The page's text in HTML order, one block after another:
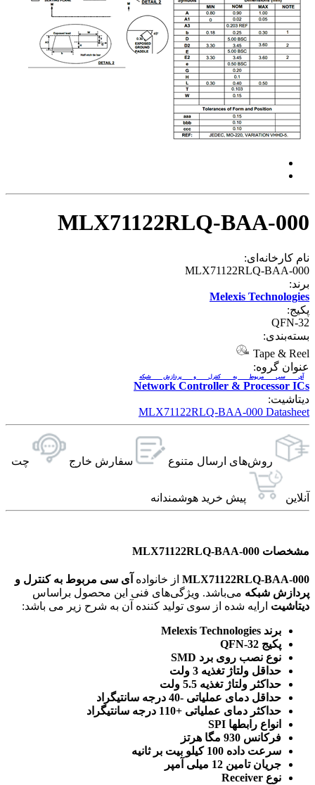
MLX71122RLQ-BAA-000
نام کارخانه‌ای:
MLX71122RLQ-BAA-000
برند:
Melexis Technologies
پکیج:
QFN-32
بسته‌بندی:
Tape & Reel
عنوان گروه:
Network Controller & Processor ICs
آی سی مربوط به کنترل و پردازش شبکه
دیتاشیت:
MLX71122RLQ-BAA-000 Datasheet
روش‌های ارسال‌ متنوع سفارش خارج چت
آنلاین پیش خرید هوشمندانه
مشخصات MLX71122RLQ-BAA-000
MLX71122RLQ-BAA-000 از خانواده آی سی مربوط به کنترل و
پردازش شبکه
دیتاشیت ارایه شده از سوی تولید کننده آن به شرح زیر می باشد:
برند Melexis Technologies
پکیج QFN-32
نوع نصب روی برد SMD
حداقل ولتاژ تغذیه 3 ولت
حداکثر ولتاژ تغذیه 5.5 ولت
حداقل دمای عملیاتی -40 درجه سانتیگراد
حداکثر دمای عملیاتی +110 درجه سانتیگراد
انواع رابطها SPI
فرکانس 930 مگا هرتز
سرعت داده 100 کیلو بیت بر ثانیه
جریان تامین 12 میلی آمپر
نوع Receiver